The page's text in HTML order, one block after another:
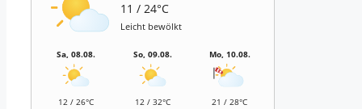
11 / 24°C
Leicht bewölkt
Sa, 08.08.
12 / 26°C
So, 09.08.
12 / 32°C
Mo, 10.08.
21 / 28°C